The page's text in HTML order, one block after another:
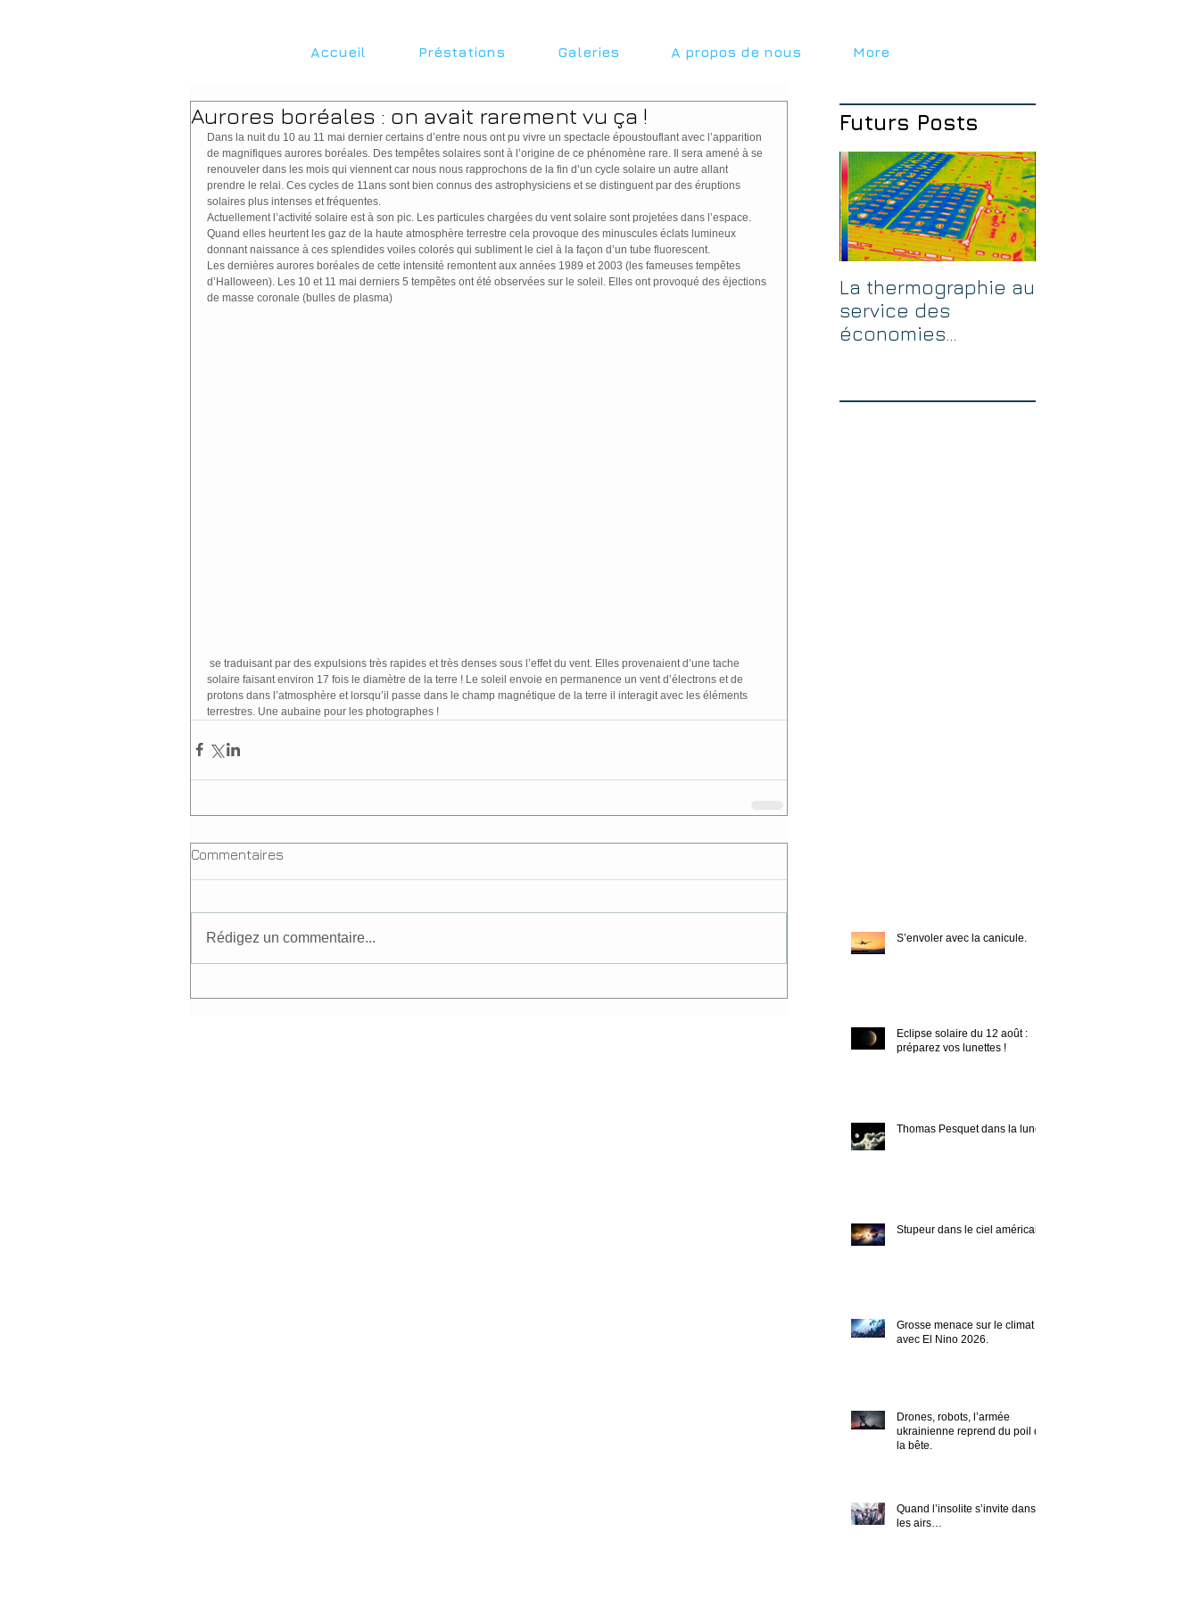
Accueil Préstations Galeries A propos de nous More
Aurores boréales : on avait rarement vu ça !
Dans la nuit du 10 au 11 mai dernier certains d’entre nous ont pu vivre un spectacle époustouflant avec l’apparition
de magnifiques aurores boréales. Des tempêtes solaires sont à l’origine de ce phénomène rare. Il sera amené à se
renouveler dans les mois qui viennent car nous nous rapprochons de la fin d’un cycle solaire un autre allant
prendre le relai. Ces cycles de 11ans sont bien connus des astrophysiciens et se distinguent par des éruptions
solaires plus intenses et fréquentes.
Actuellement l’activité solaire est à son pic. Les particules chargées du vent solaire sont projetées dans l’espace.
Quand elles heurtent les gaz de la haute atmosphère terrestre cela provoque des minuscules éclats lumineux
donnant naissance à ces splendides voiles colorés qui subliment le ciel à la façon d’un tube fluorescent.
Les dernières aurores boréales de cette intensité remontent aux années 1989 et 2003 (les fameuses tempêtes
d’Halloween). Les 10 et 11 mai derniers 5 tempêtes ont été observées sur le soleil. Elles ont provoqué des éjections
de masse coronale (bulles de plasma)
solaire faisant environ 17 fois le diamètre de la terre ! Le soleil envoie en permanence un vent d’électrons et de
protons dans l’atmosphère et lorsqu’il passe dans le champ magnétique de la terre il interagit avec les éléments
terrestres. Une aubaine pour les photographes !
Commentaires
Rédigez un commentaire...
Futurs Posts
La thermographie au
service des
économies
S’envoler avec la canicule.
Eclipse solaire du 12 août :
préparez vos lunettes !
Thomas Pesquet dans la lune !
Stupeur dans le ciel américain.
Grosse menace sur le climat
avec El Nino 2026.
Drones, robots, l’armée
ukrainienne reprend du poil de
la bête.
Quand l’insolite s’invite dans
les airs…